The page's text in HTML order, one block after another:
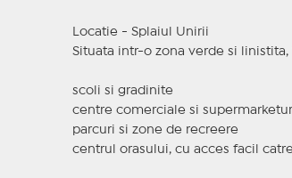
Locatie - Splaiul Unirii
Situata intr-o zona verde si
scoli si gradinite
centre comerciale si supermarketuri
parcuri si zone de recreere
centrul orasului, cu acces facil catre